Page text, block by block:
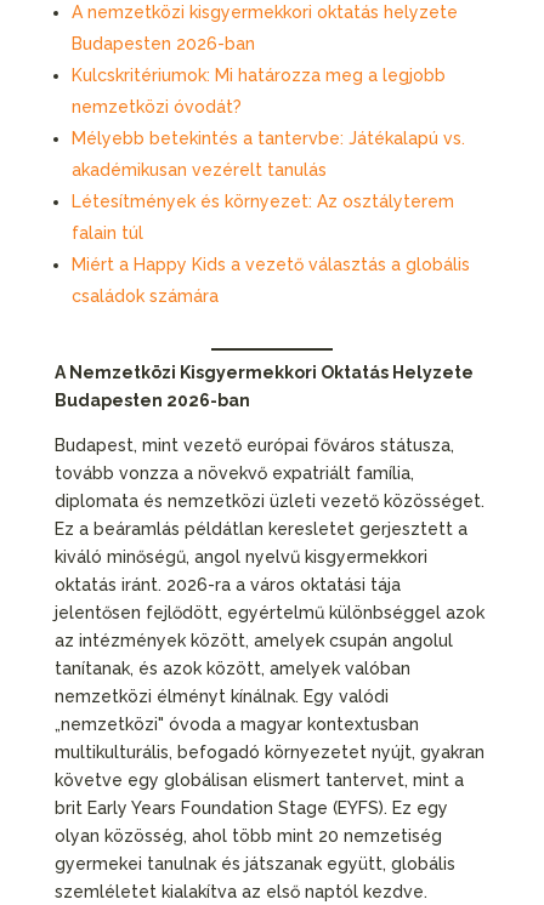
A nemzetközi kisgyermekkori oktatás helyzete
Budapesten 2026-ban
Kulcskritériumok: Mi határozza meg a legjobb
nemzetközi óvodát?
Mélyebb betekintés a tantervbe: Játékalapú vs.
akadémikusan vezérelt tanulás
Létesítmények és környezet: Az osztályterem
falain túl
Miért a Happy Kids a vezető választás a globális
családok számára
A Nemzetközi Kisgyermekkori Oktatás Helyzete
Budapesten 2026-ban
Budapest, mint vezető európai főváros státusza,
tovább vonzza a növekvő expatriált família,
diplomata és nemzetközi üzleti vezető közösséget.
Ez a beáramlás példátlan keresletet gerjesztett a
kiváló minőségű, angol nyelvű kisgyermekkori
oktatás iránt. 2026-ra a város oktatási tája
jelentősen fejlődött, egyértelmű különbséggel azok
az intézmények között, amelyek csupán angolul
tanítanak, és azok között, amelyek valóban
nemzetközi élményt kínálnak. Egy valódi
„nemzetközi" óvoda a magyar kontextusban
multikulturális, befogadó környezetet nyújt, gyakran
követve egy globálisan elismert tantervet, mint a
brit Early Years Foundation Stage (EYFS). Ez egy
olyan közösség, ahol több mint 20 nemzetiség
gyermekei tanulnak és játszanak együtt, globális
szemléletet kialakítva az első naptól kezdve.